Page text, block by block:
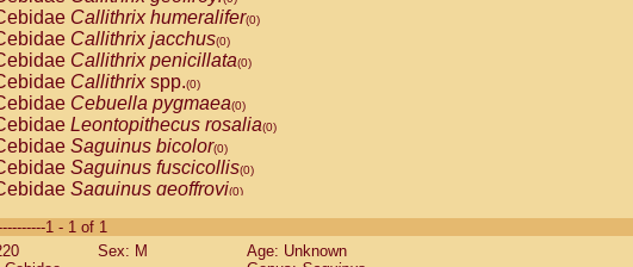
Callithrix humeralifer(0)
Callithrix jacchus(0)
Callithrix penicillata(0)
Callithrixspp.(0)
Cebuella pygmaea(0)
Leontopithecus rosalia(0)
Saguinus bicolor(0)
Saguinus fuscicollis(0)
Saguinus geoffroyi(0)
Saguinus labiatus(0)
Saguinus leucopus (0)
1 - 1 of 1
Sex: M
Age: Unknown